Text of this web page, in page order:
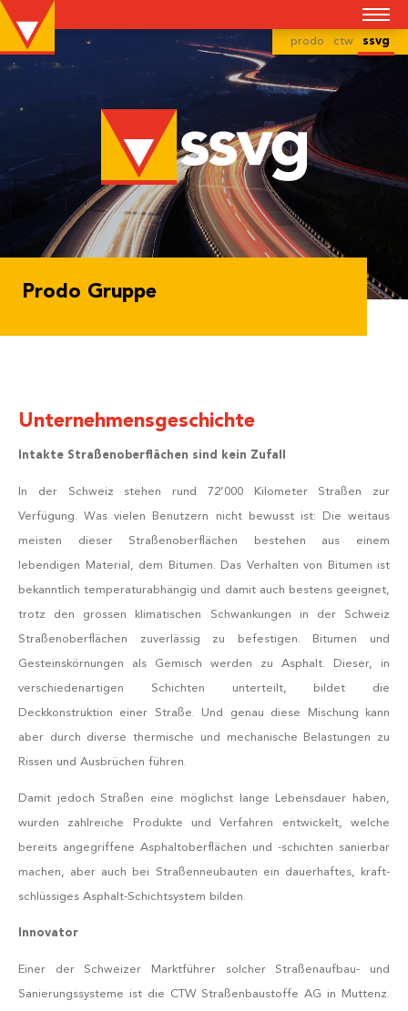
prodo ctw ssvg
Prodo Gruppe
Unternehmensgeschichte
Intakte Straßenoberflächen sind kein Zufall
In der Schweiz stehen rund 72’000 Kilometer Straßen zur
Verfügung. Was vielen Benutzern nicht bewusst ist: Die weitaus
meisten dieser Straßenoberflächen bestehen aus einem
lebendigen Material, dem Bitumen. Das Verhalten von Bitumen ist
bekanntlich temperaturabhängig und damit auch bestens geeignet,
trotz den grossen klimatischen Schwankungen in der Schweiz
Straßenoberflächen zuverlässig zu befestigen. Bitumen und
Gesteinskörnungen als Gemisch werden zu Asphalt. Dieser, in
verschiedenartigen Schichten unterteilt, bildet die
Deckkonstruktion einer Straße. Und genau diese Mischung kann
aber durch diverse thermische und mechanische Belastungen zu
Rissen und Ausbrüchen führen.
Damit jedoch Straßen eine möglichst lange Lebensdauer haben,
wurden zahlreiche Produkte und Verfahren entwickelt, welche
bereits angegriffene Asphaltoberflächen und -schichten sanierbar
machen, aber auch bei Straßenneubauten ein dauerhaftes, kraft-
schlüssiges Asphalt-Schichtsystem bilden.
Innovator
Einer der Schweizer Marktführer solcher Straßenaufbau- und
Sanierungssysteme ist die CTW Straßenbaustoffe AG in Muttenz.